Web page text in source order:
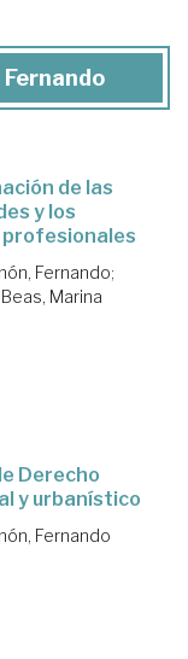
de las
y los
Fernando;
Marina
Derecho
y urbanístico
Fernando